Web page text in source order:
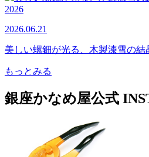
2026.06.21
美しい螺鈿が光る、木製漆雪の結
もっとみる
銀座かなめ屋公式